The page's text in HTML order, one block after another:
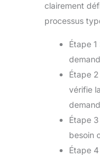
clairement
processus
Étape
Étape
vérifie
Étape
besoin
Étape